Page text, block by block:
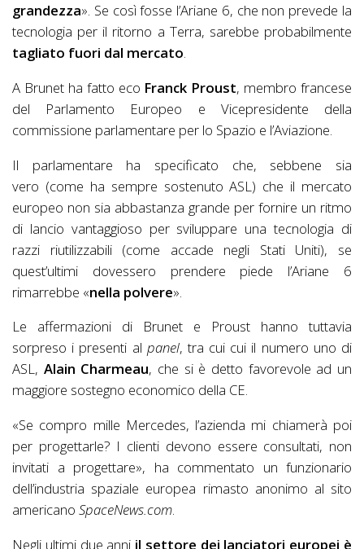
grandezza». Se così fosse l’Ariane 6, che non prevede la
tecnologia per il ritorno a Terra, sarebbe probabilmente
tagliato fuori dal mercato.
A Brunet ha fatto eco Franck Proust, membro francese
del Parlamento Europeo e Vicepresidente della
commissione parlamentare per lo Spazio e l’Aviazione.
Il parlamentare ha specificato che, sebbene sia
vero (come ha sempre sostenuto ASL) che il mercato
europeo non sia abbastanza grande per fornire un ritmo
di lancio vantaggioso per sviluppare una tecnologia di
razzi riutilizzabili (come accade negli Stati Uniti), se
quest’ultimi dovessero prendere piede l’Ariane 6
rimarrebbe «nella polvere».
Le affermazioni di Brunet e Proust hanno tuttavia
sorpreso i presenti al panel, tra cui cui il numero uno di
ASL, Alain Charmeau, che si è detto favorevole ad un
maggiore sostegno economico della CE.
«Se compro mille Mercedes, l’azienda mi chiamerà poi
per progettarle? I clienti devono essere consultati, non
invitati a progettare», ha commentato un funzionario
dell’industria spaziale europea rimasto anonimo al sito
americano SpaceNews.com.
Negli ultimi due anni il settore dei lanciatori europei è